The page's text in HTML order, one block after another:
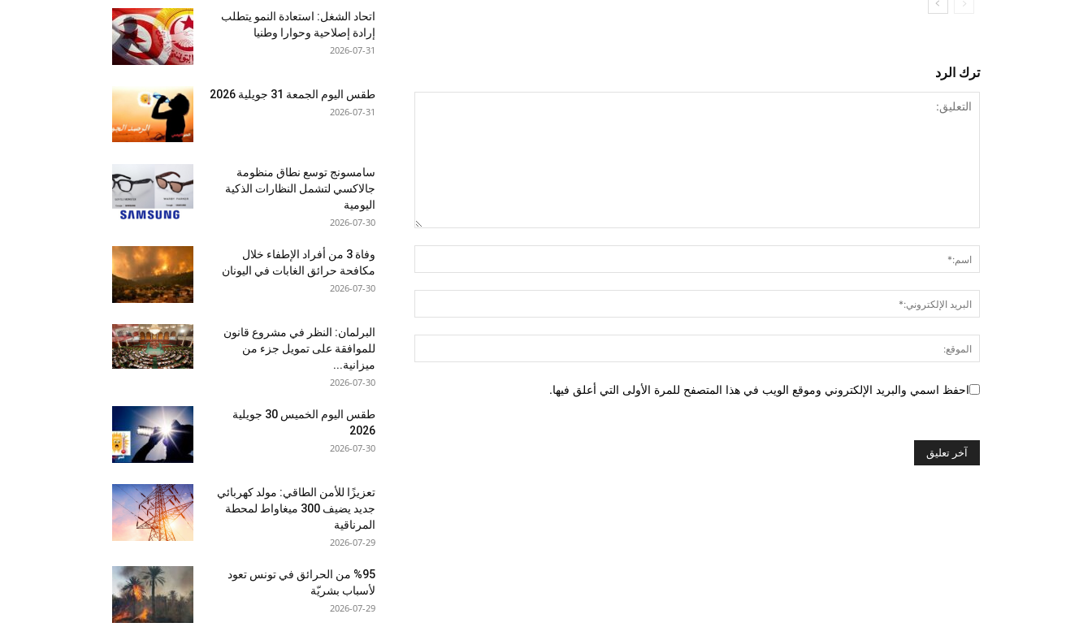
ترك الرد
احفظ اسمي والبريد الإلكتروني وموقع الويب في هذا المتصفح للمرة الأولى التي أعلق فيها.
اتحاد الشغل: استعادة النمو يتطلب
إرادة إصلاحية وحوارا وطنيا
2026-07-31
طقس اليوم الجمعة 31 جويلية 2026
2026-07-31
سامسونج توسع نطاق منظومة
جالاكسي لتشمل النظارات الذكية
اليومية
2026-07-30
وفاة 3 من أفراد الإطفاء خلال
مكافحة حرائق الغابات في اليونان
2026-07-30
البرلمان: النظر في مشروع قانون
للموافقة على تمويل جزء من
ميزانية...
2026-07-30
طقس اليوم الخميس 30 جويلية
2026
2026-07-30
تعزيزًا للأمن الطاقي: مولد كهربائي
جديد يضيف 300 ميغاواط لمحطة
المرناقية
2026-07-29
%95 من الحرائق في تونس تعود
لأسباب بشريّة
2026-07-29